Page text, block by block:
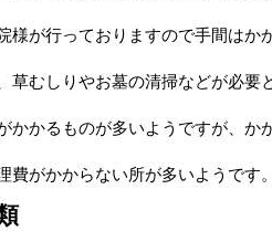
様が行っておりますので手間はか
草むしりやお墓の清掃などが必要
かかるものが多いようですが、か
費がかからない所が多いようです